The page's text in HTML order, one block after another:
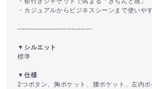
・カジュアルからビジネスシーンまで使いや
----------------------------------------
▼シルエット
標準
▼仕様
2つボタン、胸ポケット、腰ポケット、左内ポ